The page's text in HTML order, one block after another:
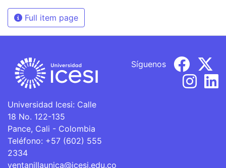
Full item page
Universidad Icesi: Calle
18 No. 122-135
Pance, Cali - Colombia
Teléfono: +57 (602) 555
2334
ventanillaunica@icesi.edu.co
Síguenos